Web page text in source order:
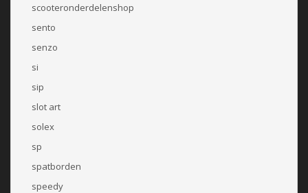
scooteronderdelenshop
sento
senzo
si
sip
slot art
solex
sp
spatborden
speedy